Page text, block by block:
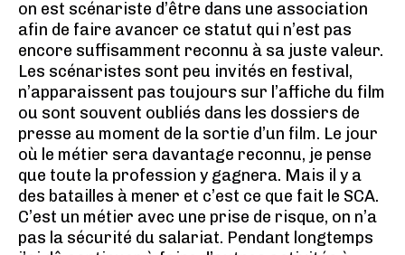
on est scénariste d’être dans une association
afin de faire avancer ce statut qui n’est pas
encore suffisamment reconnu à sa juste valeur.
Les scénaristes sont peu invités en festival,
n’apparaissent pas toujours sur l’affiche du film
ou sont souvent oubliés dans les dossiers de
presse au moment de la sortie d’un film. Le jour
où le métier sera davantage reconnu, je pense
que toute la profession y gagnera. Mais il y a
des batailles à mener et c’est ce que fait le SCA.
C’est un métier avec une prise de risque, on n’a
pas la sécurité du salariat. Pendant longtemps